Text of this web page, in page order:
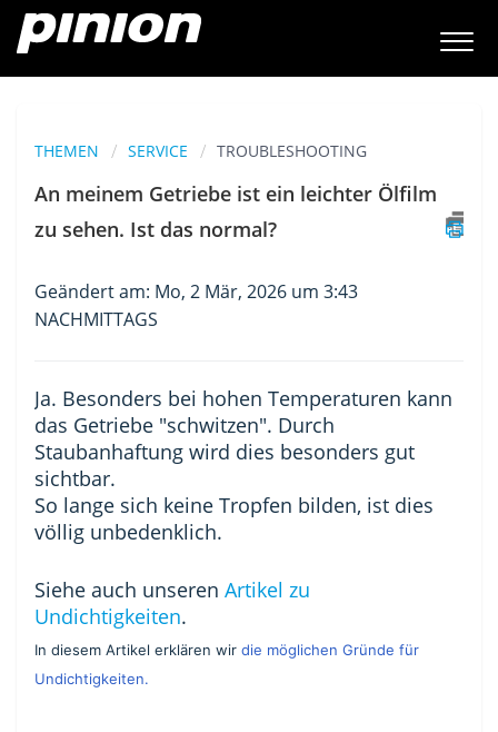
THEMEN SERVICE TROUBLESHOOTING
An meinem Getriebe ist ein leichter Ölfilm
zu sehen. Ist das normal?
Geändert am: Mo, 2 Mär, 2026 um 3:43
NACHMITTAGS
Ja. Besonders bei hohen Temperaturen kann
das Getriebe "schwitzen". Durch
Staubanhaftung wird dies besonders gut
sichtbar.
So lange sich keine Tropfen bilden, ist dies
völlig unbedenklich.
Siehe auch unseren Artikel zu
Undichtigkeiten.
In diesem Artikel erklären wir die möglichen Gründe für
Undichtigkeiten.